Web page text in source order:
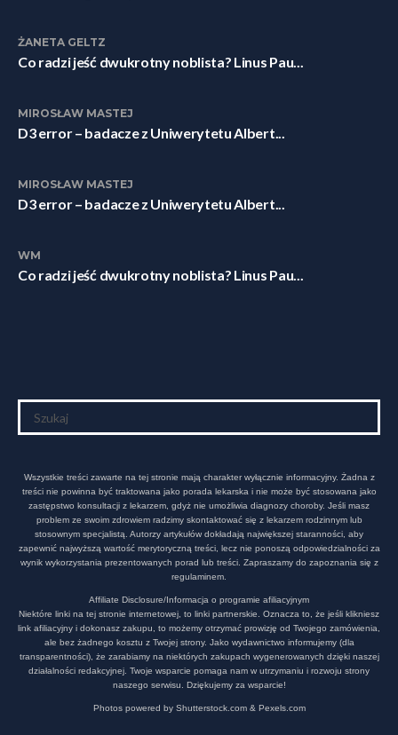
ŻANETA GELTZ
Co radzi jeść dwukrotny noblista? Linus Pau...
MIROSŁAW MASTEJ
D3 error – badacze z Uniwerytetu Albert...
MIROSŁAW MASTEJ
D3 error – badacze z Uniwerytetu Albert...
WM
Co radzi jeść dwukrotny noblista? Linus Pau...
Wszystkie treści zawarte na tej stronie mają charakter wyłącznie informacyjny. Żadna z
treści nie powinna być traktowana jako porada lekarska i nie może być stosowana jako
zastępstwo konsultacji z lekarzem, gdyż nie umożliwia diagnozy choroby. Jeśli masz
problem ze swoim zdrowiem radzimy skontaktować się z lekarzem rodzinnym lub
stosownym specjalistą. Autorzy artykułów dokładają największej staranności, aby
zapewnić najwyższą wartość merytoryczną treści, lecz nie ponoszą odpowiedzialności za
wynik wykorzystania prezentowanych porad lub treści. Zapraszamy do zapoznania się z
regulaminem.
Affiliate Disclosure/Informacja o programie afiliacyjnym
Niektóre linki na tej stronie internetowej, to linki partnerskie. Oznacza to, że jeśli klikniesz
link afiliacyjny i dokonasz zakupu, to możemy otrzymać prowizję od Twojego zamówienia,
ale bez żadnego kosztu z Twojej strony. Jako wydawnictwo informujemy (dla
transparentności), że zarabiamy na niektórych zakupach wygenerowanych dzięki naszej
działalności redakcyjnej. Twoje wsparcie pomaga nam w utrzymaniu i rozwoju strony
naszego serwisu. Dziękujemy za wsparcie!
Photos powered by Shutterstock.com & Pexels.com